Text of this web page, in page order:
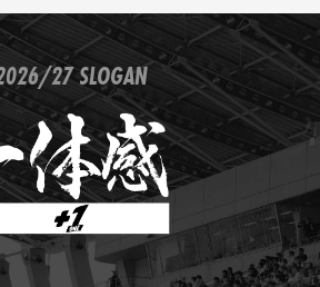
27 SLOGAN